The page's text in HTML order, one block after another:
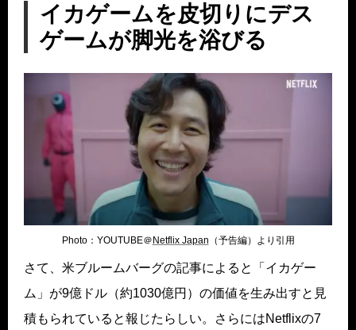
イカゲームを皮切りにデス
ゲームが脚光を浴びる
Photo：YOUTUBE＠ Netflix Japan （予告編）より引用
さて、米ブルームバーグの記事によると「イカゲー
ム」が9億ドル（約1030億円）の価値を生み出すと見
積もられていると報じたらしい。さらにはNetflixの7